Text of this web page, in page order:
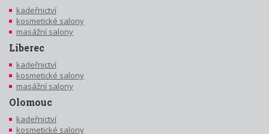
kadeřnictví
kosmetické salony
masážní salony
Liberec
kadeřnictví
kosmetické salony
masážní salony
Olomouc
kadeřnictví
kosmetické salony